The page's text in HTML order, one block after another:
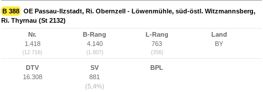
B 388 OE Passau-Ilzstadt, Ri. Obernzell - Löwenmühle, süd-östl. Witzmannsberg,
Ri. Thyrnau (St 2132)
Nr.
1.418
(12.716)
B-Rang
4.140
(1.807)
L-Rang
763
(356)
Land
BY
DTV
16.308
SV
881
(5,4%)
BPL